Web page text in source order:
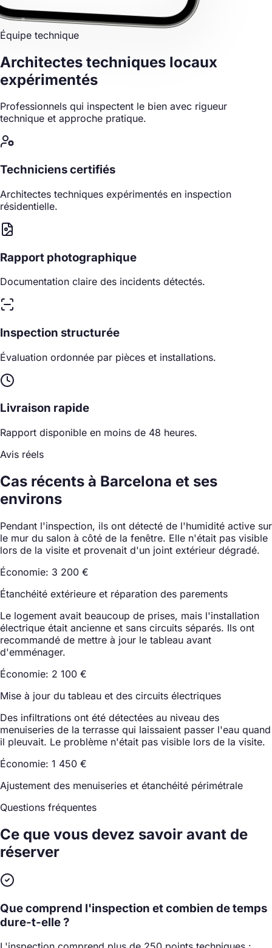
Équipe technique
Architectes techniques locaux
expérimentés
Professionnels qui inspectent le bien avec rigueur
technique et approche pratique.
Techniciens certifiés
Architectes techniques expérimentés en inspection
résidentielle.
Rapport photographique
Documentation claire des incidents détectés.
Inspection structurée
Évaluation ordonnée par pièces et installations.
Livraison rapide
Rapport disponible en moins de 48 heures.
Avis réels
Cas récents à Barcelona et ses
environs
Pendant l'inspection, ils ont détecté de l'humidité active sur
le mur du salon à côté de la fenêtre. Elle n'était pas visible
lors de la visite et provenait d'un joint extérieur dégradé.
Économie: 3 200 €
Étanchéité extérieure et réparation des parements
Le logement avait beaucoup de prises, mais l'installation
électrique était ancienne et sans circuits séparés. Ils ont
recommandé de mettre à jour le tableau avant
d'emménager.
Économie: 2 100 €
Mise à jour du tableau et des circuits électriques
Des infiltrations ont été détectées au niveau des
menuiseries de la terrasse qui laissaient passer l'eau quand
il pleuvait. Le problème n'était pas visible lors de la visite.
Économie: 1 450 €
Ajustement des menuiseries et étanchéité périmétrale
Questions fréquentes
Ce que vous devez savoir avant de
réserver
Que comprend l'inspection et combien de temps
dure-t-elle ?